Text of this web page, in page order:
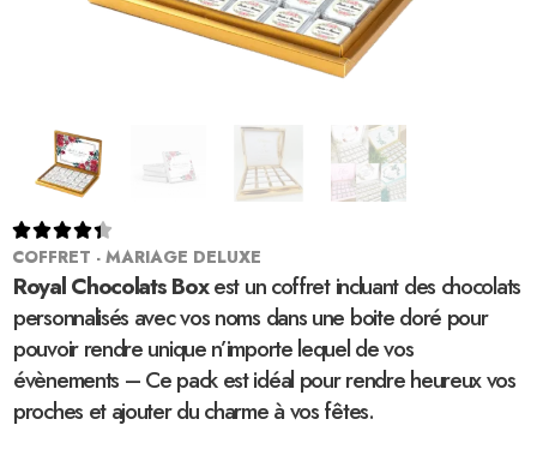

COFFRET - MARIAGE DELUXE
Royal Chocolats Boxest un coffret incluant des chocolats
personnalisés avec vos noms dans une boite doré pour
pouvoir rendre unique n’importe lequel de vos
évènements – Ce pack est idéal pour rendre heureux vos
proches et ajouter du charme à vos fêtes.